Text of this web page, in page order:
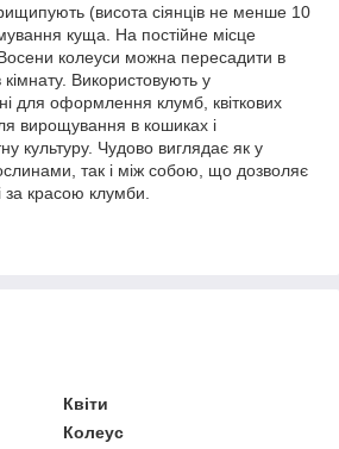
(висота сіянців не менше 10
куща. На постійне місце
колеуси можна пересадити в
Використовують у
для оформлення клумб, квіткових
вирощування в кошиках і
культуру. Чудово виглядає як у
так і між собою, що дозволяє
красою клумби.
Квіти
Колеус